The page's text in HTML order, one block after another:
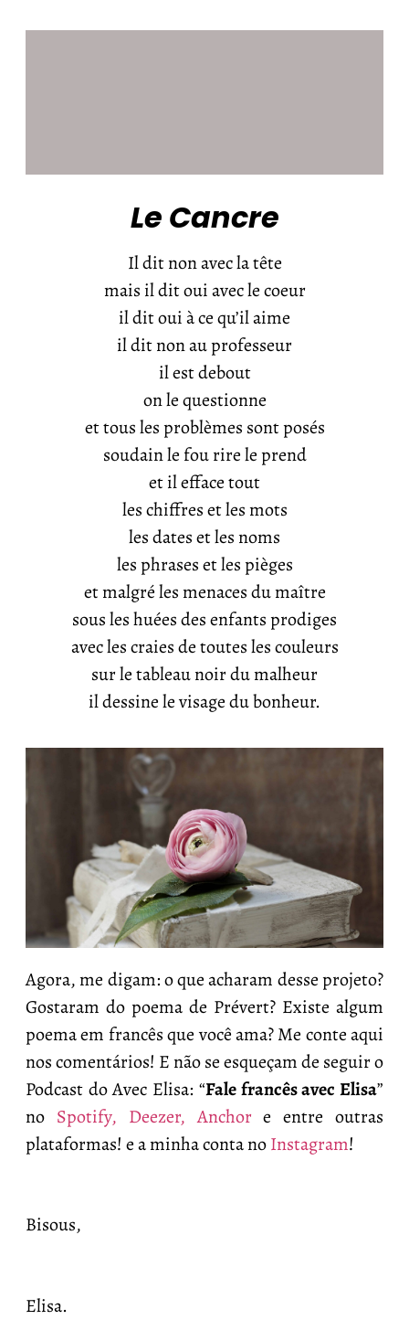
Le Cancre
Il dit non avec la tête
mais il dit oui avec le coeur
il dit oui à ce qu’il aime
il dit non au professeur
il est debout
on le questionne
et tous les problèmes sont posés
soudain le fou rire le prend
et il efface tout
les chiffres et les mots
les dates et les noms
les phrases et les pièges
et malgré les menaces du maître
sous les huées des enfants prodiges
avec les craies de toutes les couleurs
sur le tableau noir du malheur
il dessine le visage du bonheur.
Agora, me digam: o que acharam desse projeto?
Gostaram do poema de Prévert? Existe algum
poema em francês que você ama? Me conte aqui
nos comentários! E não se esqueçam de seguir o
Podcast do Avec Elisa: “Fale francês avec Elisa”
no Spotify, Deezer, Anchore entre outras
plataformas! e a minha conta noInstagram!
Bisous,
Elisa.